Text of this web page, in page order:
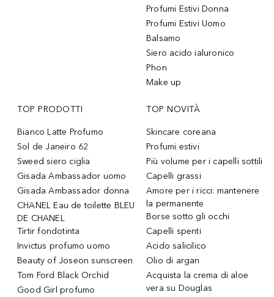
Profumi Estivi Donna
Profumi Estivi Uomo
Balsamo
Siero acido ialuronico
Phon
Make up
TOP PRODOTTI
Bianco Latte Profumo
Sol de Janeiro 62
Sweed siero ciglia
Gisada Ambassador uomo
Gisada Ambassador donna
CHANEL Eau de toilette BLEU
DE CHANEL
Tirtir fondotinta
Invictus profumo uomo
Beauty of Joseon sunscreen
Tom Ford Black Orchid
Good Girl profumo
TOP NOVITÀ
Skincare coreana
Profumi estivi
Più volume per i capelli sottili
Capelli grassi
Amore per i ricci: mantenere
la permanente
Borse sotto gli occhi
Capelli spenti
Acido salicilico
Olio di argan
Acquista la crema di aloe
vera su Douglas